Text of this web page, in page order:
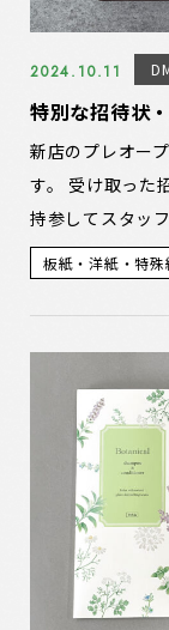
2024.10.11
特別な招待状
新店のプレオー
す。 受け取った
持参してスタッ
板紙・洋紙・特殊